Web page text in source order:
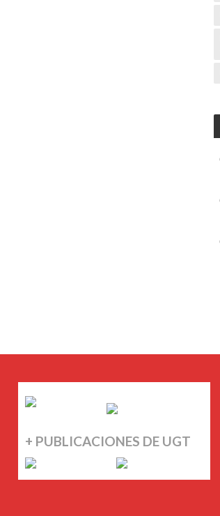
+ PUBLICACIONES DE UGT